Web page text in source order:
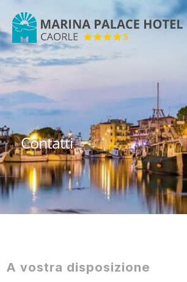
Marina
Palace
Hotel
Contatti
A vostra disposizione